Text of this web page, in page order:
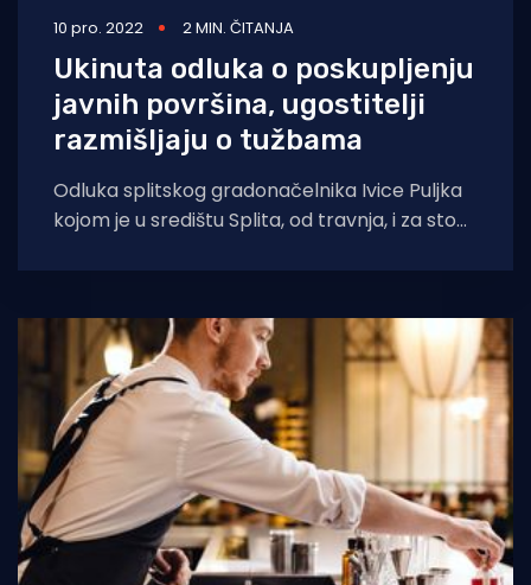
10 pro. 2022 2 MIN. ČITANJA
Ukinuta odluka o poskupljenju
javnih površina, ugostitelji
razmišljaju o tužbama
Odluka splitskog gradonačelnika Ivice Puljka
kojom je u središtu Splita, od travnja, i za sto